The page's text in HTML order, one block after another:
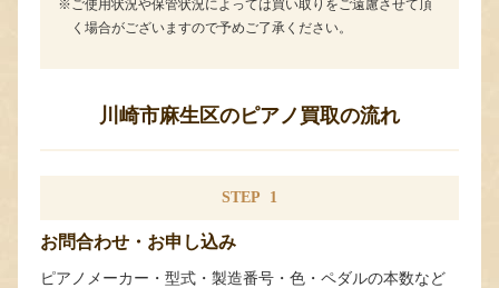
ご使用状況や保管状況によっては買い取りをご遠慮させて頂
く場合がございますので予めご了承ください。
川崎市麻生区のピアノ買取の流れ
STEP 1
お問合わせ・お申し込み
ピアノメーカー・型式・製造番号・色・ペダルの本数など